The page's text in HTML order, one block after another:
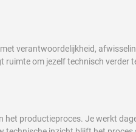
verantwoordelijkheid,
om jezelf technisch verder
het productieproces. Je werkt